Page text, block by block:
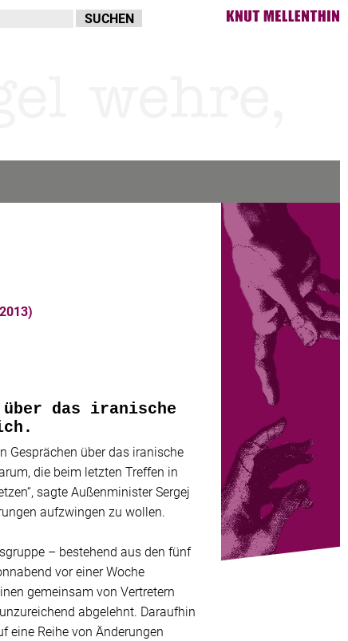
über das iranische
Gesprächen über das iranische
die beim letzten Treffen in
sagte Außenminister Sergej
aufzwingen zu wollen.
– bestehend aus den fünf
vor einer Woche
gemeinsam von Vertretern
abgelehnt. Daraufhin
eine Reihe von Änderungen